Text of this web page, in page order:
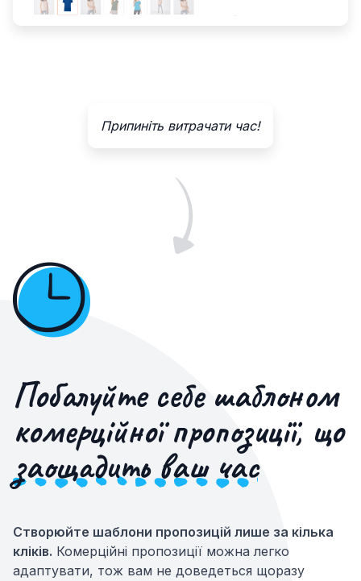
Припиніть витрачати час!
Побалуйте себе шаблоном
комерційної пропозиції, що
заощадить ваш час
Створюйте шаблони пропозицій лише за кілька
кліків. Комерційні пропозиції можна легко
адаптувати, тож вам не доведеться щоразу